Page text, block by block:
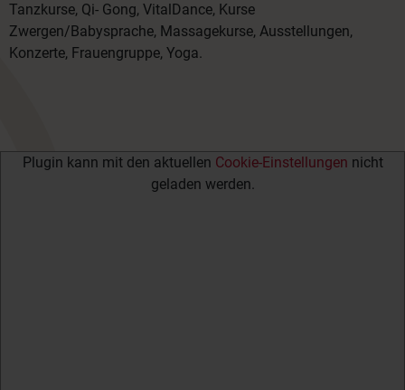
Tanzkurse, Qi- Gong, VitalDance, Kurse
Zwergen/Babysprache, Massagekurse, Ausstellungen,
Konzerte, Frauengruppe, Yoga.
Plugin kann mit den aktuellen Cookie-Einstellungen nicht
geladen werden.